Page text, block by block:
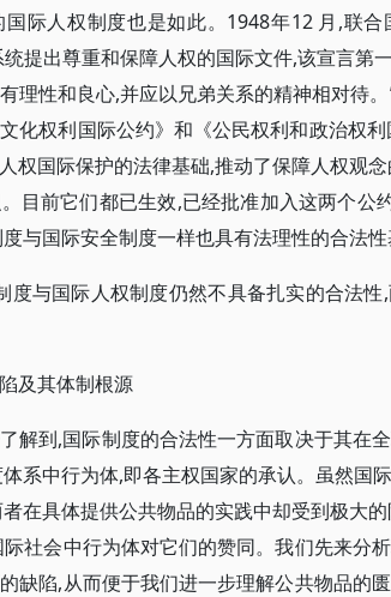
际人权制度也是如此。1948年12 月,联
提出尊重和保障人权的国际文件,该宣言第
理性和良心,并应以兄弟关系的精神相对待
化权利国际公约》和《公民权利和政治权
权国际保护的法律基础,推动了保障人权观
目前它们都已生效,已经批准加入这两个公
与国际安全制度一样也具有法理性的合法性
度与国际人权制度仍然不具备扎实的合法
及其体制根源
解到,国际制度的合法性一方面取决于其在
系中行为体,即各主权国家的承认。虽然国
在具体提供公共物品的实践中却受到极大
社会中行为体对它们的赞同。我们先来分
缺陷,从而便于我们进一步理解公共物品的